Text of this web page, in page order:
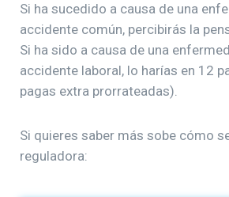
Si ha sucedido a causa de una
accidente común, percibirás la
Si ha sido a causa de una
accidente laboral, lo harías en 12
pagas extra prorrateadas).
Si quieres saber más sobe cómo
reguladora: